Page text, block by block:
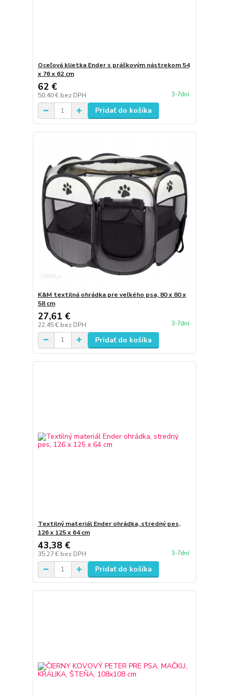
Oceľová klietka Ender s práškovým nástrekom 54
x 76 x 62 cm
62 €
50,40 € bez DPH 3-7dní
Pridať do košíka
K&M textilná ohrádka pre veľkého psa, 80 x 80 x
58 cm
27,61 €
22,45 € bez DPH 3-7dní
Pridať do košíka
Textilný materiál Ender ohrádka, stredný pes,
126 x 125 x 64 cm
43,38 €
35,27 € bez DPH 3-7dní
Pridať do košíka